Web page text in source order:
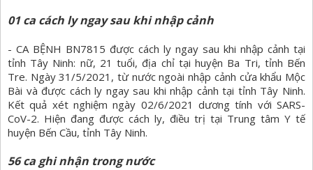
01 ca cách ly ngay sau khi nhập cảnh
- CA BỆNH BN7815 được cách ly ngay sau khi nhập cảnh tại
tỉnh Tây Ninh: nữ, 21 tuổi, địa chỉ tại huyện Ba Tri, tỉnh Bến
Tre. Ngày 31/5/2021, từ nước ngoài nhập cảnh cửa khẩu Mộc
Bài và được cách ly ngay sau khi nhập cảnh tại tỉnh Tây Ninh.
Kết quả xét nghiệm ngày 02/6/2021 dương tính với SARS-
CoV-2. Hiện đang được cách ly, điều trị tại Trung tâm Y tế
huyện Bến Cầu, tỉnh Tây Ninh.
56 ca ghi nhận trong nước